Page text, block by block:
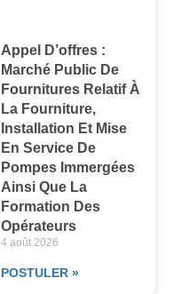
Appel D’offres :
Marché Public De
Fournitures Relatif À
La Fourniture,
Installation Et Mise
En Service De
Pompes Immergées
Ainsi Que La
Formation Des
Opérateurs
4 août 2026
POSTULER »